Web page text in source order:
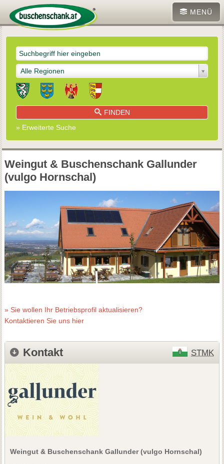
MENÜ
Alle Regionen
FINDEN
» Erweiterte Suche
Weingut & Buschenschank Gallunder
(vulgo Hornschal)
» Sie wollen Ihr Betriebsprofil aktualisieren?
Kontaktieren Sie uns hier
Kontakt STMK
Weingut & Buschenschank Gallunder (vulgo Hornschal)